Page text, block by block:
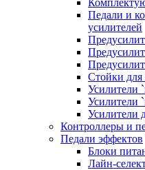
Педали и
усилителей
Стойки для
Усилители
Усилители
Усилители
Контроллеры и
Педали эффектов
Блоки
Лайн-